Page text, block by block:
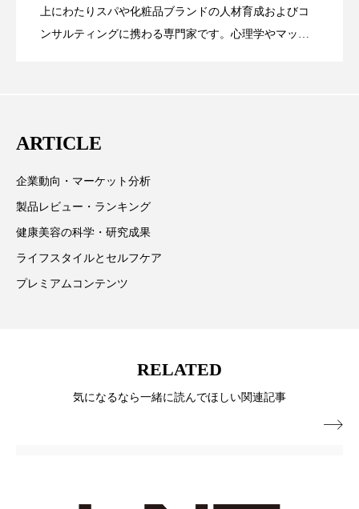
上にわたりスパや化粧品ブランドの人材育成およびコ
ンサルティングに携わる専門家です。心理学やマッサ
全身の絆
インとサービス品質の再構築
2025.11.14 AIが変える美容の未来と、普遍の“直感的
ARTICLE
企業動向・マーケット分析
製品レビュー・ランキング
健康美容の科学・研究成果
ライフスタイルとセルフケア
プレミアムコンテンツ
RELATED
気になるなら一緒に読んでほしい関連記事
